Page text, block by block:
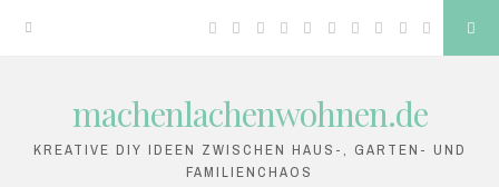
FacebookTwitterGoogleLinkedinInstagram
YouTubePinterestTumblr
VK
machenlachenwohnen.de
KREATIVE DIY IDEEN ZWISCHEN HAUS-, GARTEN- UND
FAMILIENCHAOS